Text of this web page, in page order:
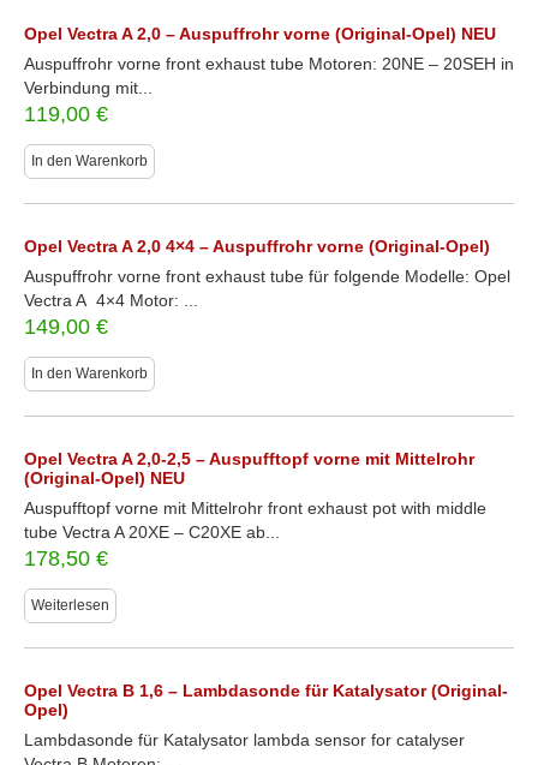
Opel Vectra A 2,0 – Auspuffrohr vorne (Original-Opel) NEU
Auspuffrohr vorne front exhaust tube Motoren: 20NE – 20SEH in
Verbindung mit...
119,00 €
In den Warenkorb
Opel Vectra A 2,0 4×4 – Auspuffrohr vorne (Original-Opel)
Auspuffrohr vorne front exhaust tube für folgende Modelle: Opel
Vectra A 4×4 Motor: ...
149,00 €
In den Warenkorb
Opel Vectra A 2,0-2,5 – Auspufftopf vorne mit Mittelrohr
(Original-Opel) NEU
Auspufftopf vorne mit Mittelrohr front exhaust pot with middle
tube Vectra A 20XE – C20XE ab...
178,50 €
Weiterlesen
Opel Vectra B 1,6 – Lambdasonde für Katalysator (Original-
Opel)
Lambdasonde für Katalysator lambda sensor for catalyser